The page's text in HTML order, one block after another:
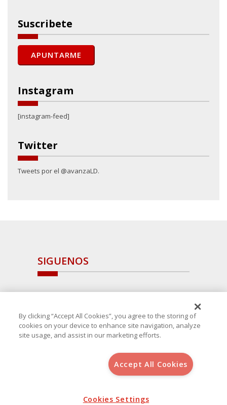
Suscribete
Instagram
[instagram-feed]
Twitter
Tweets por el @avanzaLD.
SIGUENOS
, S.L.U.(B-64405731) c/ San Norberto
Aviso Legal
Política de Cookies
By clicking “Accept All Cookies”, you agree to the storing of
cookies on your device to enhance site navigation, analyze
site usage, and assist in our marketing efforts.
Accept All Cookies
Cookies Settings